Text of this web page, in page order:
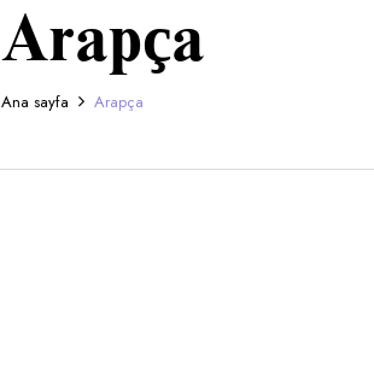
Arapça
Ana sayfa Arapça